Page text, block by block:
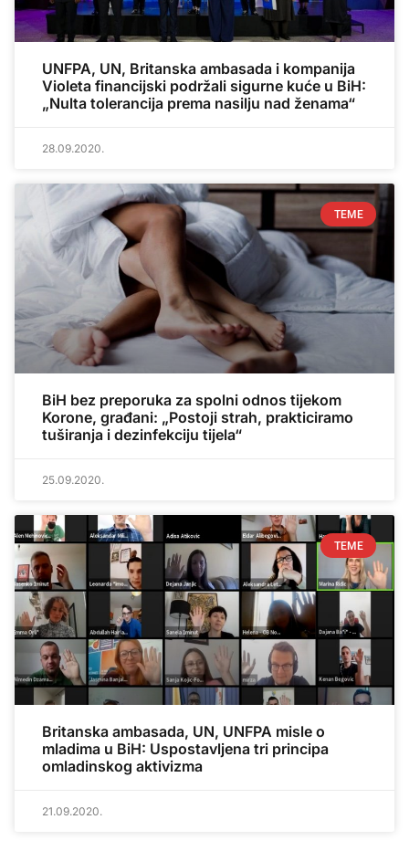
UNFPA, UN, Britanska ambasada i kompanija
Violeta financijski podržali sigurne kuće u BiH:
„Nulta tolerancija prema nasilju nad ženama“
28.09.2020.
TEME
BiH bez preporuka za spolni odnos tijekom
Korone, građani: „Postoji strah, prakticiramo
tuširanja i dezinfekciju tijela“
25.09.2020.
TEME
Britanska ambasada, UN, UNFPA misle o
mladima u BiH: Uspostavljena tri principa
omladinskog aktivizma
21.09.2020.